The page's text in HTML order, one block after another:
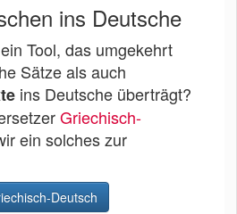
ins Deutsche
Tool, das umgekehrt
Sätze als auch
ins Deutsche überträgt?
Griechisch-
ein solches zur
Deutsch